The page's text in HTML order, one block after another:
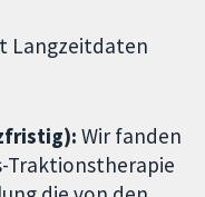
Langzeitdaten
Wir fanden
Traktionstherapie